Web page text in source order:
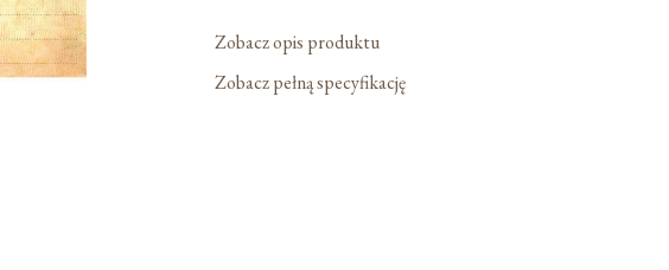
Zobacz opis produktu
Zobacz pełną specyfikację